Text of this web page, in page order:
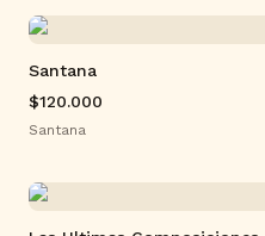
Santana
$120.000
Santana